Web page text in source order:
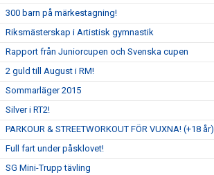
300 barn på märkestagning!
Riksmästerskap i Artistisk gymnastik
Rapport från Juniorcupen och Svenska cupen
2 guld till August i RM!
Sommarläger 2015
Silver i RT2!
PARKOUR & STREETWORKOUT FÖR VUXNA! (+18 år)
Full fart under påsklovet!
SG Mini-Trupp tävling